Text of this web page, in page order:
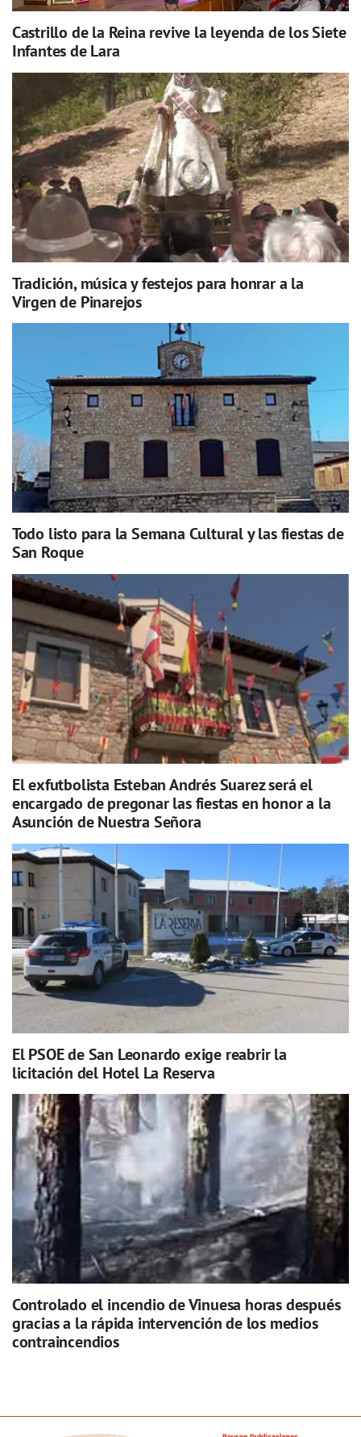
Castrillo de la Reina revive la leyenda de los Siete
Infantes de Lara
Tradición, música y festejos para honrar a la
Virgen de Pinarejos
Todo listo para la Semana Cultural y las fiestas de
San Roque
El exfutbolista Esteban Andrés Suarez será el
encargado de pregonar las fiestas en honor a la
Asunción de Nuestra Señora
El PSOE de San Leonardo exige reabrir la
licitación del Hotel La Reserva
Controlado el incendio de Vinuesa horas después
gracias a la rápida intervención de los medios
contraincendios